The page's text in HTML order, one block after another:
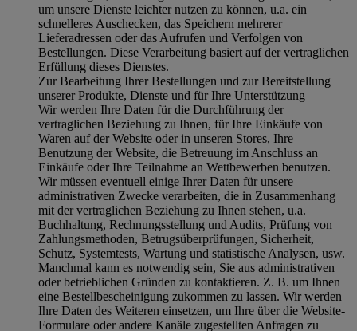
um unsere Dienste leichter nutzen zu können, u.a. ein
schnelleres Auschecken, das Speichern mehrerer
Lieferadressen oder das Aufrufen und Verfolgen von
Bestellungen. Diese Verarbeitung basiert auf der vertraglichen
Erfüllung dieses Dienstes.
Zur Bearbeitung Ihrer Bestellungen und zur Bereitstellung
unserer Produkte, Dienste und für Ihre Unterstützung
Wir werden Ihre Daten für die Durchführung der
vertraglichen Beziehung zu Ihnen, für Ihre Einkäufe von
Waren auf der Website oder in unseren Stores, Ihre
Benutzung der Website, die Betreuung im Anschluss an
Einkäufe oder Ihre Teilnahme an Wettbewerben benutzen.
Wir müssen eventuell einige Ihrer Daten für unsere
administrativen Zwecke verarbeiten, die in Zusammenhang
mit der vertraglichen Beziehung zu Ihnen stehen, u.a.
Buchhaltung, Rechnungsstellung und Audits, Prüfung von
Zahlungsmethoden, Betrugsüberprüfungen, Sicherheit,
Schutz, Systemtests, Wartung und statistische Analysen, usw.
Manchmal kann es notwendig sein, Sie aus administrativen
oder betrieblichen Gründen zu kontaktieren. Z. B. um Ihnen
eine Bestellbescheinigung zukommen zu lassen. Wir werden
Ihre Daten des Weiteren einsetzen, um Ihre über die Website-
Formulare oder andere Kanäle zugestellten Anfragen zu